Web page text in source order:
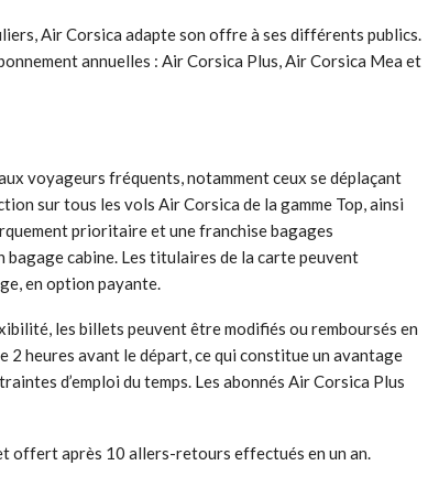
Air Corsica adapte son offre à ses différents publics.
annuelles : Air Corsica Plus, Air Corsica Mea et
voyageurs fréquents, notamment ceux se déplaçant
sur tous les vols Air Corsica de la gamme Top, ainsi
prioritaire et une franchise bagages
cabine. Les titulaires de la carte peuvent
en option payante.
les billets peuvent être modifiés ou remboursés en
heures avant le départ, ce qui constitue un avantage
d’emploi du temps. Les abonnés Air Corsica Plus
offert après 10 allers-retours effectués en un an.